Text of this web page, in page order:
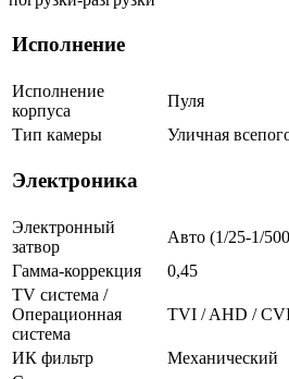
Исполнение
Исполнение
корпуса
Пуля
Тип камеры
Уличная
Электроника
Электронный
затвор
Авто (1/25-1/
Гамма-коррекция
0,45
TV система /
Операционная
система
TVI / AHD /
ИК фильтр
Механический